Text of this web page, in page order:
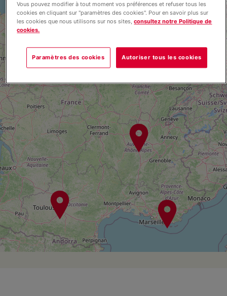
Vous pouvez modifier à tout moment vos préférences et refuser tous les
cookies en cliquant sur "paramètres des cookies". Pour en savoir plus sur
les cookies que nous utilisons sur nos sites,consultez notre Politique de
cookies.
Paramètres des cookies Autoriser tous les cookies